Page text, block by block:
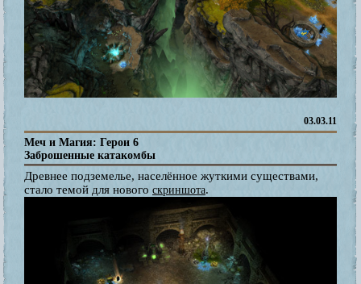
03.03.11
Меч и Магия: Герои 6
Заброшенные катакомбы
Древнее подземелье, населённое жуткими существами,
стало темой для нового скриншота.